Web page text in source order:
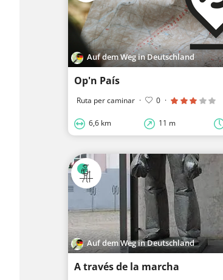
Auf dem Weg in Deutschland
Op'n País
Ruta per caminar · 0 ·
6,6 km 11 m
Auf dem Weg in Deutschland
A través de la marcha